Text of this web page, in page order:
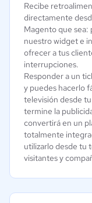
Recibe
directamente
Magento que
nuestro widget e
ofrecer a tus
interrupciones.
Responder a un
y puedes hacerlo
televisión desde
termine la
convertirá en un
totalmente
utilizarlo desde tu
visitantes y